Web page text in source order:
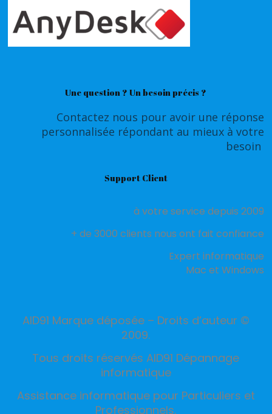
Une question ? Un besoin précis ?
Contactez nous pour avoir une réponse
personnalisée répondant au mieux à votre
besoin
Support Client
à votre service depuis 2009
+ de 3000 clients nous ont fait confiance
Expert informatique
Mac et Windows
AID91 Marque déposée – Droits d’auteur ©
2009.
Tous droits réservés AID91 Dépannage
informatique
Assistance informatique pour Particuliers et
Professionnels.